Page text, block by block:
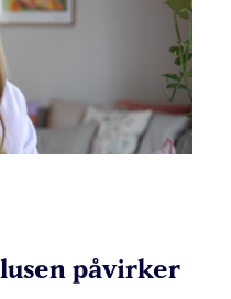
påvirker